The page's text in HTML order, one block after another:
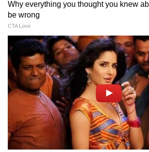
6. ट्रांसपोर्ट भी है जबरदस्त
गोवा सड़क, रेल, एयरपोर्ट और समुद्री
से जुड़ा हुआ है। डाबोलिम इंटरनेशनल
रेलवे, बड़े पोर्ट और शानदार हाईवे यहां
बिजनेस को और आसान बनाते हैं।
गोवा संस्कृति और रहन-सहन में भी टॉप